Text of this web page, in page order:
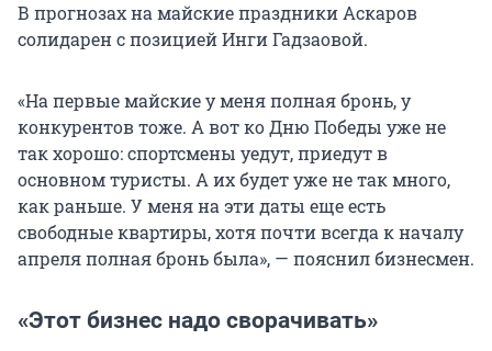
В прогнозах на майские праздники Аскаров
солидарен с позицией Инги Гадзаовой.
«На первые майские у меня полная бронь, у
конкурентов тоже. А вот ко Дню Победы уже не
так хорошо: спортсмены уедут, приедут в
основном туристы. А их будет уже не так много,
как раньше. У меня на эти даты еще есть
свободные квартиры, хотя почти всегда к началу
апреля полная бронь была», — пояснил бизнесмен.
«Этот бизнес надо сворачивать»